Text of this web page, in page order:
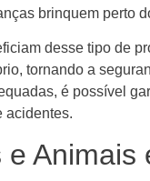
brinquem perto
desse tipo de
tornando a
é possível
acidentes.
Animais